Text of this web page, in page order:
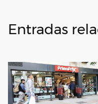
Entradas